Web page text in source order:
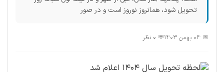
تحویل شود، همانروز نوروز است و در صور
📅 04 بهمن 1403 💬 0 نظر